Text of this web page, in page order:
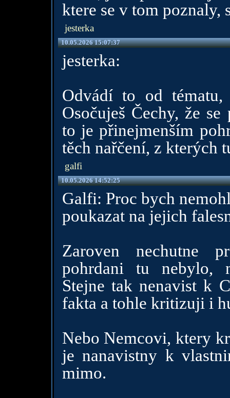
ktere se v tom poznaly,
jesterka
10.05.2026 15:07:37
jesterka:
Odvádí to od
Osočuješ Čechy, že
to je přinejmenším
těch nařčení, z kterých
galfi
10.05.2026 14:52:25
Galfi: Proc bych
poukazat na jejich
Zaroven nechutne
pohrdani tu nebylo,
Stejne tak nenavist k
fakta a tohle kritizuji i
Nebo Nemcovi, ktery
je nanavistny k
mimo.